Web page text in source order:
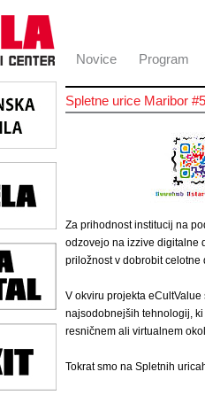
Novice Program
Spletne urice Maribor
Za prihodnost institucij na
odzovejo na izzive digitalne
priložnost v dobrobit celotne
V okviru projekta
najsodobnejših tehnologij,
resničnem ali virtualnem
Tokrat smo na Spletnih